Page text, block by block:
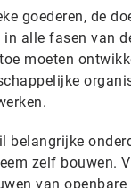
goederen, de
in alle fasen van
moeten
belangrijke
zelf bouwen.
van